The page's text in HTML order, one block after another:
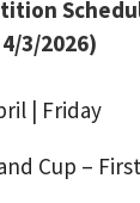
3/2026)
| Friday
Cup –